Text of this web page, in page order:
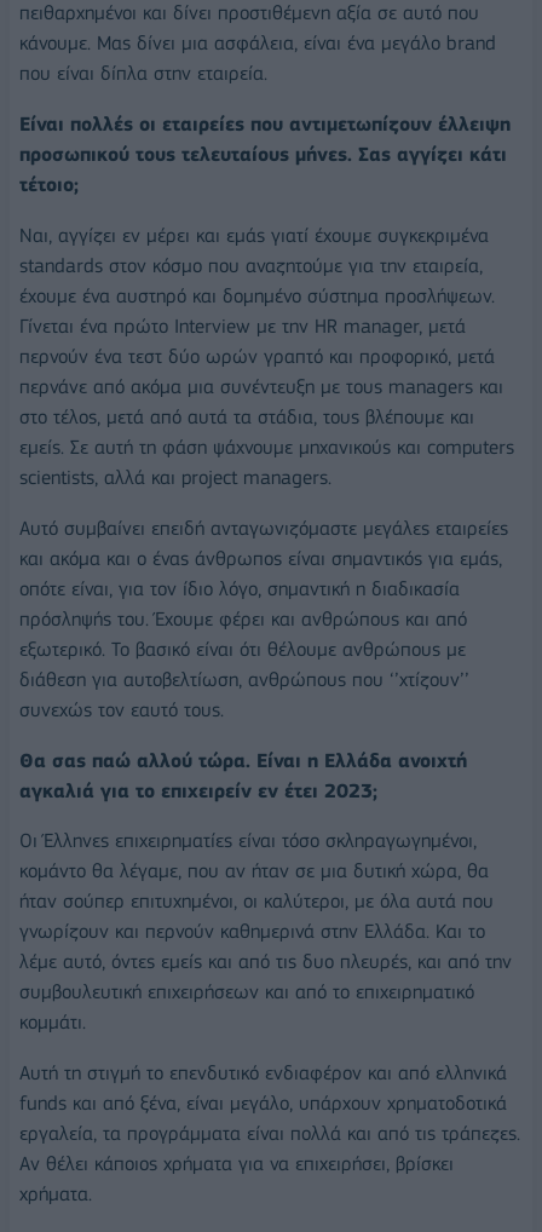
πειθαρχημένοι και δίνει προστιθέμενη αξία σε αυτό που
κάνουμε. Μας δίνει μια ασφάλεια, είναι ένα μεγάλο brand
που είναι δίπλα στην εταιρεία.
Eίναι πολλές οι εταιρείες που αντιμετωπίζουν έλλειψη
προσωπικού τους τελευταίους μήνες. Σας αγγίζει κάτι
τέτοιο;
Ναι, αγγίζει εν μέρει και εμάς γιατί έχουμε συγκεκριμένα
standards στον κόσμο που αναζητούμε για την εταιρεία,
έχουμε ένα αυστηρό και δομημένο σύστημα προσλήψεων.
Γίνεται ένα πρώτο Interview με την HR manager, μετά
περνούν ένα τεστ δύο ωρών γραπτό και προφορικό, μετά
περνάνε από ακόμα μια συνέντευξη με τους managers και
στο τέλος, μετά από αυτά τα στάδια, τους βλέπουμε και
εμείς. Σε αυτή τη φάση ψάχνουμε μηχανικούς και computers
scientists, αλλά και project managers.
Αυτό συμβαίνει επειδή ανταγωνιζόμαστε μεγάλες εταιρείες
και ακόμα και ο ένας άνθρωπος είναι σημαντικός για εμάς,
οπότε είναι, για τον ίδιο λόγο, σημαντική η διαδικασία
πρόσληψής του. Έχουμε φέρει και ανθρώπους και από
εξωτερικό. Το βασικό είναι ότι θέλουμε ανθρώπους με
διάθεση για αυτοβελτίωση, ανθρώπους που ‘’χτίζουν’’
συνεχώς τον εαυτό τους.
Θα σας παώ αλλού τώρα. Είναι η Ελλάδα ανοιχτή
αγκαλιά για το επιχειρείν εν έτει 2023;
Οι Έλληνες επιχειρηματίες είναι τόσο σκληραγωγημένοι,
κομάντο θα λέγαμε, που αν ήταν σε μια δυτική χώρα, θα
ήταν σούπερ επιτυχημένοι, οι καλύτεροι, με όλα αυτά που
γνωρίζουν και περνούν καθημερινά στην Ελλάδα. Και το
λέμε αυτό, όντες εμείς και από τις δυο πλευρές, και από την
συμβουλευτική επιχειρήσεων και από το επιχειρηματικό
κομμάτι.
Αυτή τη στιγμή το επενδυτικό ενδιαφέρον και από ελληνικά
funds και από ξένα, είναι μεγάλο, υπάρχουν χρηματοδοτικά
εργαλεία, τα προγράμματα είναι πολλά και από τις τράπεζες.
Αν θέλει κάποιος χρήματα για να επιχειρήσει, βρίσκει
χρήματα.